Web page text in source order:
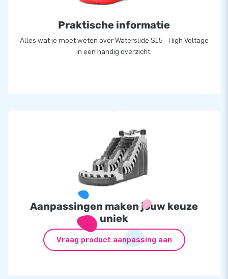
Praktische informatie
Alles wat je moet weten over Waterslide S15 - High Voltage
in een handig overzicht.
Aanpassingen maken jouw keuze
uniek
Vraag product aanpassing aan